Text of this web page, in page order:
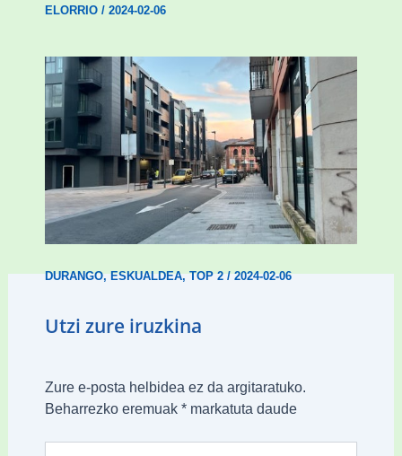
ELORRIO/ 2024-02-06
Udal etxebizitza tasatuei buruzko lehen
ordenantza izango du Durangok
DURANGO,ESKUALDEA,TOP 2/2024-02-06
Utzi zure iruzkina
Zure e-posta helbidea ez da argitaratuko.
Beharrezko eremuak *markatuta daude